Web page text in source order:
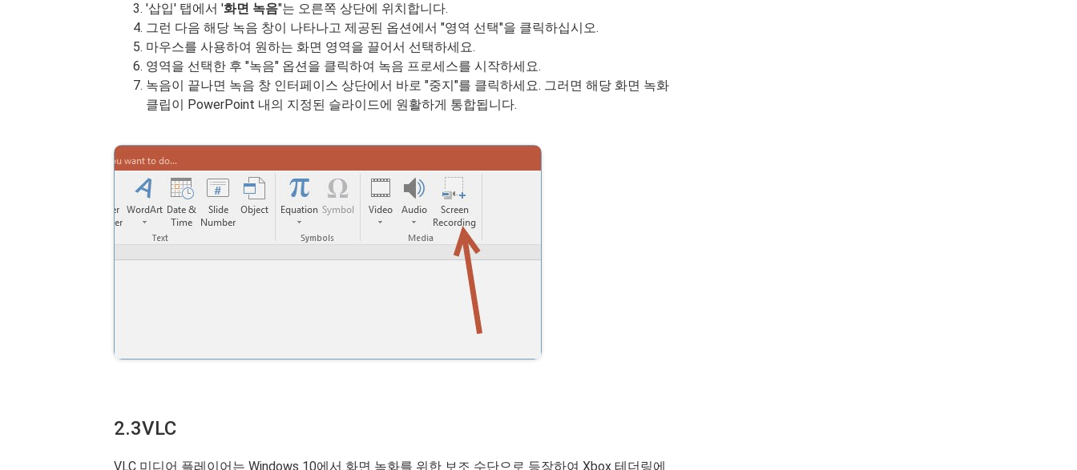
'삽입' 탭에서 '화면 녹음"는 오른쪽 상단에 위치합니다.
그런 다음 해당 녹음 창이 나타나고 제공된 옵션에서 "영역 선택"을 클릭하십시오.
마우스를 사용하여 원하는 화면 영역을 끌어서 선택하세요.
영역을 선택한 후 "녹음" 옵션을 클릭하여 녹음 프로세스를 시작하세요.
녹음이 끝나면 녹음 창 인터페이스 상단에서 바로 "중지"를 클릭하세요. 그러면 해당 화면 녹화
클립이 PowerPoint 내의 지정된 슬라이드에 원활하게 통합됩니다.
2.3VLC
VLC 미디어 플레이어는 Windows 10에서 화면 녹화를 위한 보조 수단으로 등장하여 Xbox 테더링에